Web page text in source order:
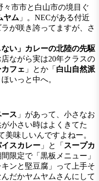
々市市と白山市の境目ぐ
ヤム 」。NECがある付近
が咲き誇ってますが、さ
ない」カレーの北陸の先駆
ながら実は20年クラスの
フェ 」とか「 白山自然派
いっと中へ。
ス 」があって、小さなお
小さい時はよくきてた
美味しいんですよねー。
イスカレー 」と「 スープカ
限定で「黒板メニュー」
ンと堅豆腐」って上手そ
だかヤムヤムさんにして